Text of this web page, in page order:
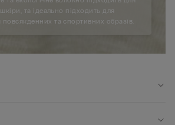
шкіри, та ідеально підходить для
повсякденних та спортивних образів.